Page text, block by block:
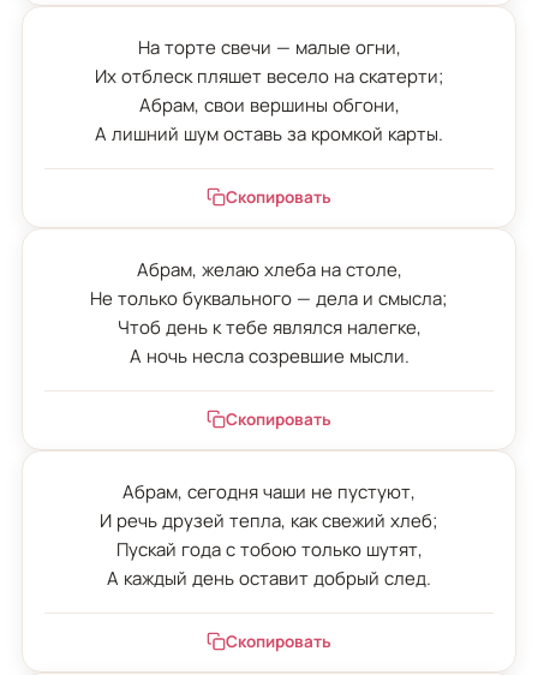
На торте свечи — малые огни,
Их отблеск пляшет весело на скатерти;
Абрам, свои вершины обгони,
А лишний шум оставь за кромкой карты.
Скопировать
Абрам, желаю хлеба на столе,
Не только буквального — дела и смысла;
Чтоб день к тебе являлся налегке,
А ночь несла созревшие мысли.
Скопировать
Абрам, сегодня чаши не пустуют,
И речь друзей тепла, как свежий хлеб;
Пускай года с тобою только шутят,
А каждый день оставит добрый след.
Скопировать